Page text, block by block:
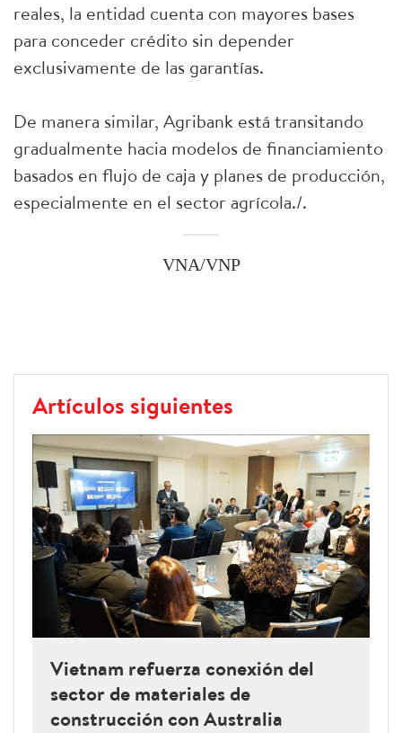
reales, la entidad cuenta con mayores bases
para conceder crédito sin depender
exclusivamente de las garantías.
De manera similar, Agribank está transitando
gradualmente hacia modelos de financiamiento
basados en flujo de caja y planes de producción,
especialmente en el sector agrícola./.
VNA/VNP
Artículos siguientes
Vietnam refuerza conexión del
sector de materiales de
construcción con Australia